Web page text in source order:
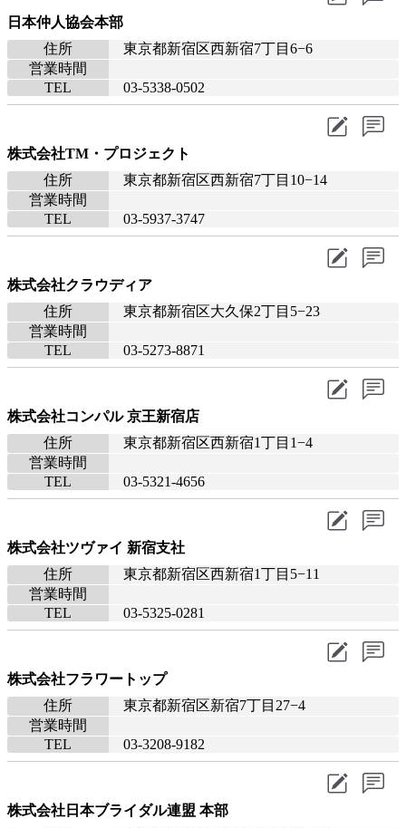
日本仲人協会本部
住所
東京都新宿区西新宿7丁目6−6
営業時間
TEL
03-5338-0502
株式会社TM・プロジェクト
住所
東京都新宿区西新宿7丁目10−14
営業時間
TEL
03-5937-3747
株式会社クラウディア
住所
東京都新宿区大久保2丁目5−23
営業時間
TEL
03-5273-8871
株式会社コンパル 京王新宿店
住所
東京都新宿区西新宿1丁目1−4
営業時間
TEL
03-5321-4656
株式会社ツヴァイ 新宿支社
住所
東京都新宿区西新宿1丁目5−11
営業時間
TEL
03-5325-0281
株式会社フラワートップ
住所
東京都新宿区新宿7丁目27−4
営業時間
TEL
03-3208-9182
株式会社日本ブライダル連盟 本部